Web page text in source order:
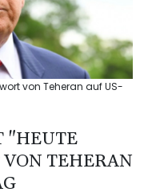
von Teheran auf US-
"HEUTE
TEHERAN